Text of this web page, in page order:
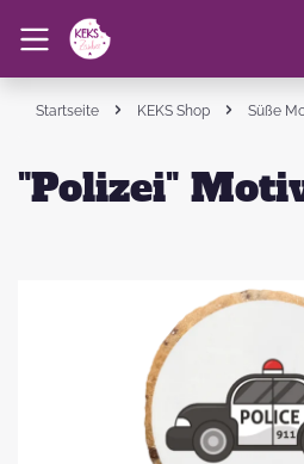
Startseite KEKS Shop Süße
"Polizei"